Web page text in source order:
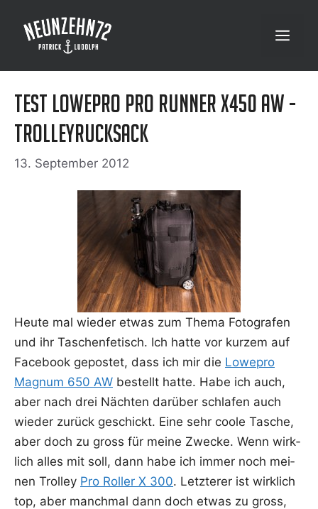
Inhalt
springen
Menü
Test Lowepro Pro Runner x450 AW -
Trolleyrucksack
13. September 2012
Heu­te mal wie­der etwas zum The­ma Foto­gra­fen
und ihr Taschen­fe­tisch. Ich hat­te vor kur­zem auf
Face­book gepos­tet, dass ich mir die Lowe­pro
Magnum 650 AW bestellt hat­te. Habe ich auch,
aber nach drei Näch­ten dar­über schla­fen auch
wie­der zurück geschickt. Eine sehr coo­le Tasche,
aber doch zu gross für mei­ne Zwe­cke. Wenn wirk­
lich alles mit soll, dann habe ich immer noch mei­
nen Trol­ley Pro Rol­ler X 300. Letz­te­rer ist wirk­lich
top, aber manch­mal dann doch etwas zu gross,